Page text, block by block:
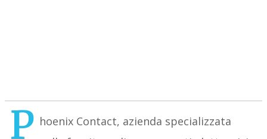
P hoenix Contact, azienda specializzata